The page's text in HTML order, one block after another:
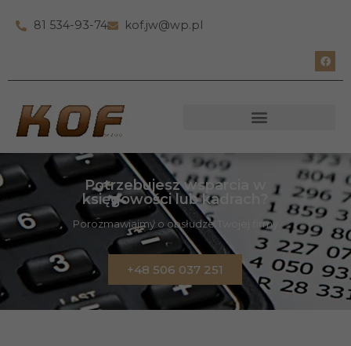
81 534-93-74 kof.jw@wp.pl
Potrzebujesz wsparcia w
księgowości lub kadrach?
Porozmawiajmy o obsłudze Twojej firmy
+48 506 037 251